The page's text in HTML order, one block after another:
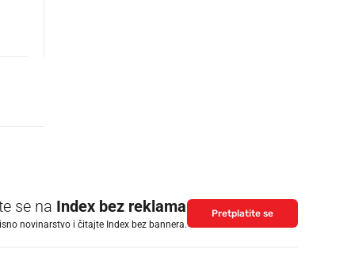
se na Index bez reklama
novinarstvo i čitajte Index bez bannera.
Pretplatite se